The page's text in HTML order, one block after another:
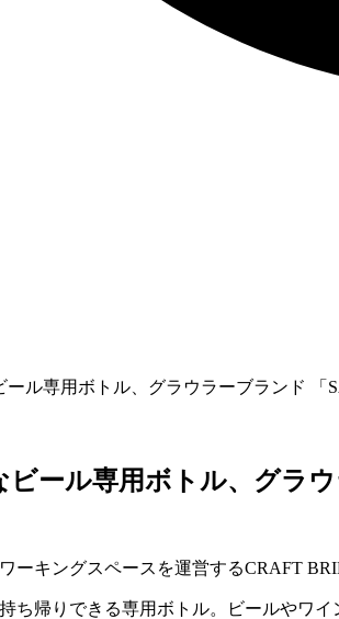
ール専用ボトル、グラウラーブランド 「
ビール専用ボトル、グラ
ーキングスペースを運営するCRAFT
ち帰りできる専用ボトル。ビールやワ